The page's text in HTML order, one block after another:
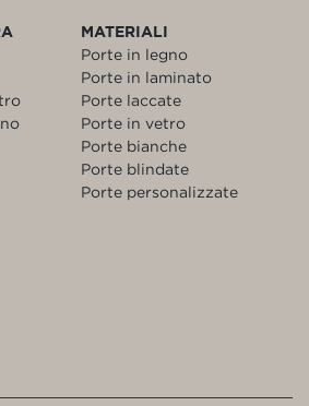
MATERIALI
Porte in legno
Porte in laminato
Porte laccate
Porte in vetro
Porte bianche
Porte blindate
Porte personalizzate